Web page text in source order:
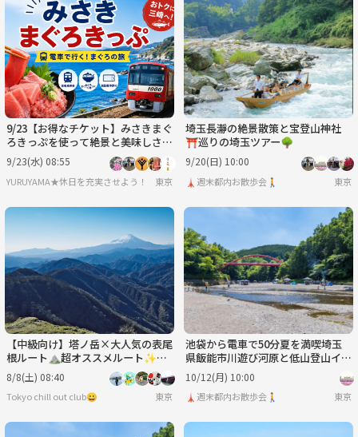
9/23【お得なチケット】みさきまぐ
ろきっぷを使って絶景と美味しさを
満喫する日帰りの旅
9/23(水) 08:55
YURUYAMA★休日を充実させよう！（グループ登山サークル）
東京
埼玉長瀞の絶景散策と宝登山神社
⛩️巡りの埼玉ツアー🌳
9/20(日) 10:00
🗼週末都内お散歩会🚶 東京
【中級向け】塔ノ岳×大人気の表尾
根ルート⛰️超オススメルート✨絶
景と達成感の登山へ⭐️
8/8(土) 08:40
Tokyo chill out club😀 東京
池袋から電車で50分夏を満喫埼玉
県飯能市川遊び河原と低山登山イベ
ント🚶
10/12(月) 10:00
🗼週末都内お散歩会🚶 東京